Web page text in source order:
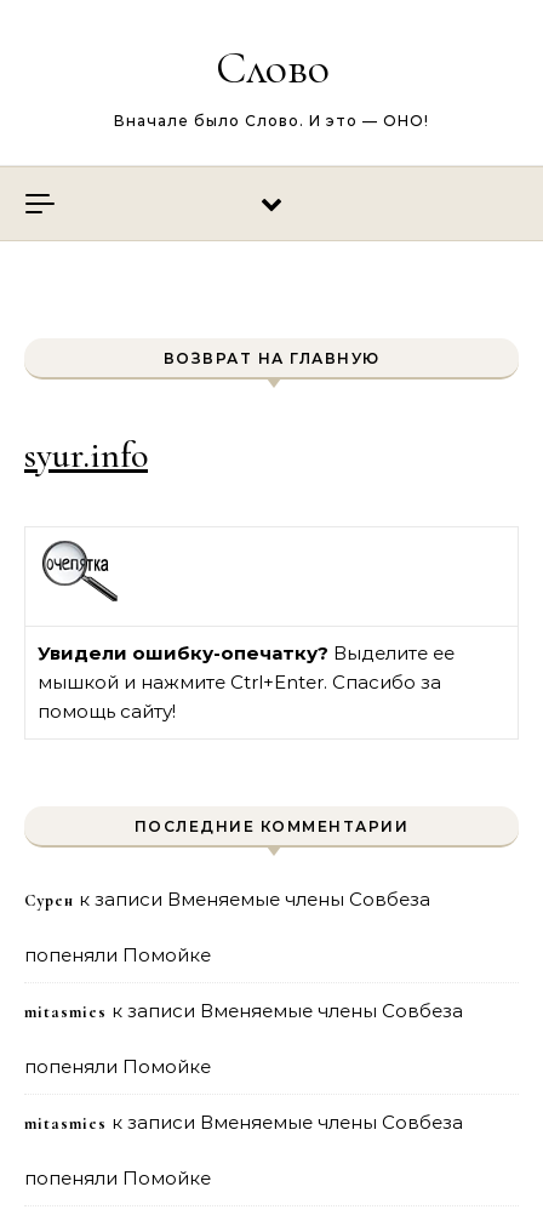
Слово
Вначале было Слово. И это — ОНО!
ВОЗВРАТ НА ГЛАВНУЮ
syur.info
Увидели ошибку-опечатку? Выделите ее
мышкой и нажмите Ctrl+Enter. Спасибо за
помощь сайту!
ПОСЛЕДНИЕ КОММЕНТАРИИ
Сурен к записи Вменяемые члены Совбеза
попеняли Помойке
mitasmies к записи Вменяемые члены Совбеза
попеняли Помойке
mitasmies к записи Вменяемые члены Совбеза
попеняли Помойке